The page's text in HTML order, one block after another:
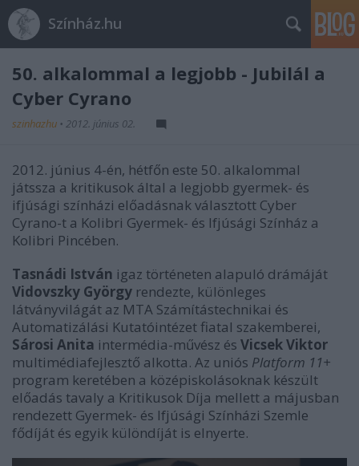
Színház.hu
50. alkalommal a legjobb - Jubilál a
Cyber Cyrano
szinhazhu • 2012. június 02.
2012. június 4-én, hétfőn este 50. alkalommal
játssza a kritikusok által a legjobb gyermek- és
ifjúsági színházi előadásnak választott Cyber
Cyrano-t a Kolibri Gyermek- és Ifjúsági Színház a
Kolibri Pincében.
Tasnádi István igaz történeten alapuló drámáját
Vidovszky György rendezte, különleges
látványvilágát az MTA Számítástechnikai és
Automatizálási Kutatóintézet fiatal szakemberei,
Sárosi Anita intermédia-művész és Vicsek Viktor
multimédiafejlesztő alkotta. Az uniós Platform 11+
program keretében a középiskolásoknak készült
előadás tavaly a Kritikusok Díja mellett a májusban
rendezett Gyermek- és Ifjúsági Színházi Szemle
fődíját és egyik különdíját is elnyerte.